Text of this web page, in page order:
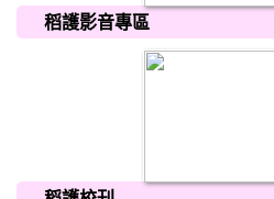
稻護影音專區